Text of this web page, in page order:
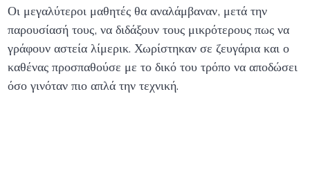
Οι μεγαλύτεροι μαθητές θα αναλάμβαναν, μετά την
παρουσίασή τους, να διδάξουν τους μικρότερους πως να
γράφουν αστεία λίμερικ. Χωρίστηκαν σε ζευγάρια και ο
καθένας προσπαθούσε με το δικό του τρόπο να αποδώσει
όσο γινόταν πιο απλά την τεχνική.